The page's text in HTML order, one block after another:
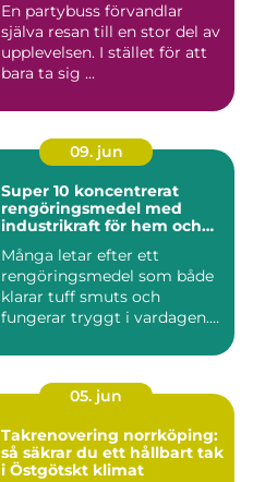
En partybuss förvandlar
själva resan till en stor del av
upplevelsen. I stället för att
bara ta sig ...
09. jun
Super 10 koncentrerat
rengöringsmedel med
industrikraft för hem och
Många letar efter ett
rengöringsmedel som både
klarar tuff smuts och
fungerar tryggt i vardagen.
05. jun
Takrenovering norrköping:
så säkrar du ett hållbart tak
i Östgötskt klimat